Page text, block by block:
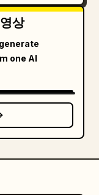
피어오르며 햇
김이 피어오르
그 위에 머그
덮는 소리.
김이 피어오르
, 정적.
일회용 젓가락
소리.
로 NIPPON 컵
상
one AI